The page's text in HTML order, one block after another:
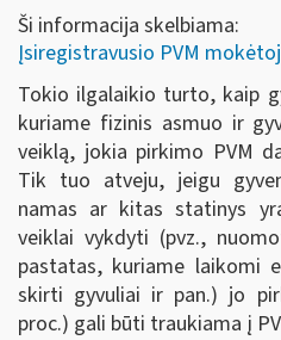
Ši informacija skelbiama:
Įsiregistravusio PVM
Tokio ilgalaikio turto, kaip
kuriame fizinis asmuo ir
veiklą, jokia pirkimo PVM
Tik tuo atveju, jeigu
namas ar kitas statinys
veiklai vykdyti (pvz.,
pastatas, kuriame laikomi
skirti gyvuliai ir pan.) jo
proc.) gali būti traukiama į